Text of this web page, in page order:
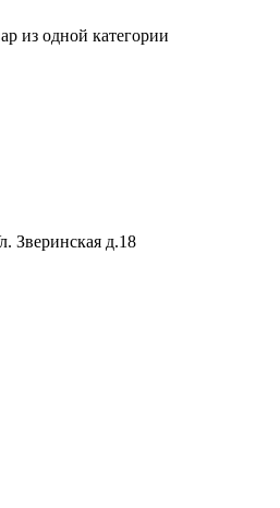
из одной категории
Зверинская д.18